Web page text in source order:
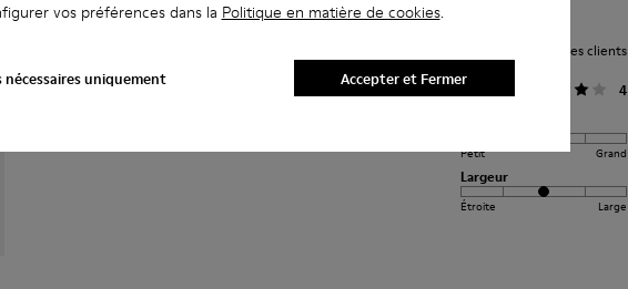
vos préférences dans la Politique en matière de cookies.
nécessaires uniquement Accepter et Fermer
pour filtrer les avis. Note moyenne des clients
Général
4
Petit Grand
Largeur
Étroite Large